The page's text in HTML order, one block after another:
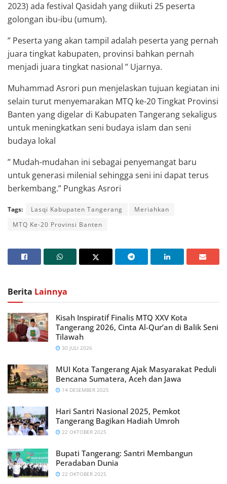
2023) ada festival Qasidah yang diikuti 25 peserta
golongan ibu-ibu (umum).
” Peserta yang akan tampil adalah peserta yang pernah
juara tingkat kabupaten, provinsi bahkan pernah
menjadi juara tingkat nasional ” Ujarnya.
Muhammad Asrori pun menjelaskan tujuan kegiatan ini
selain turut menyemarakan MTQ ke-20 Tingkat Provinsi
Banten yang digelar di Kabupaten Tangerang sekaligus
untuk meningkatkan seni budaya islam dan seni
budaya lokal
” Mudah-mudahan ini sebagai penyemangat baru
untuk generasi milenial sehingga seni ini dapat terus
berkembang.” Pungkas Asrori
Tags: Lasqi Kabupaten Tangerang
Meriahkan
MTQ Ke-20 Provinsi Banten
Berita Lainnya
Kisah Inspiratif Finalis MTQ XXV Kota
Tangerang 2026, Cinta Al-Qur’an di Balik Seni
Tilawah
30 JULI 2026
MUI Kota Tangerang Ajak Masyarakat Peduli
Bencana Sumatera, Aceh dan Jawa
14 DESEMBER 2025
Hari Santri Nasional 2025, Pemkot
Tangerang Bagikan Hadiah Umroh
22 OKTOBER 2025
Bupati Tangerang: Santri Membangun
Peradaban Dunia
22 OKTOBER 2025